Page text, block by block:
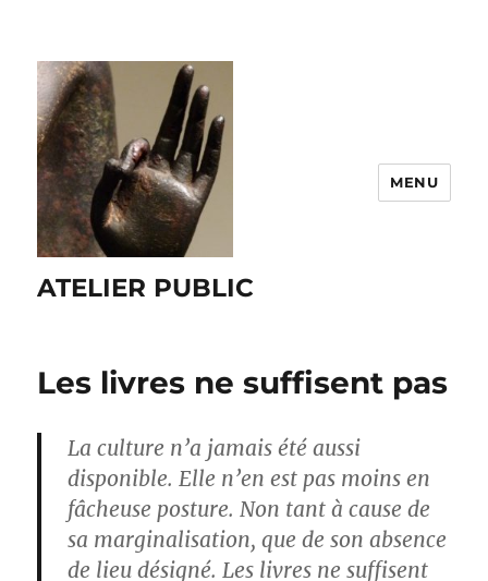
ATELIER PUBLIC
MENU
Les livres ne suffisent pas
La culture n’a jamais été aussi
disponible. Elle n’en est pas moins en
fâcheuse posture. Non tant à cause de
sa marginalisation, que de son absence
de lieu désigné. Les livres ne suffisent